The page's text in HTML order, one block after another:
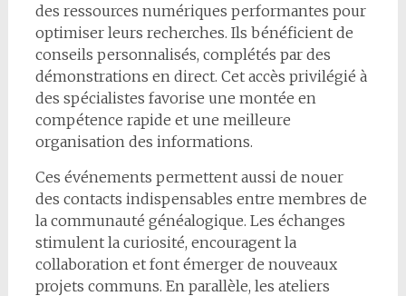
des ressources numériques performantes pour
optimiser leurs recherches. Ils bénéficient de
conseils personnalisés, complétés par des
démonstrations en direct. Cet accès privilégié à
des spécialistes favorise une montée en
compétence rapide et une meilleure
organisation des informations.
Ces événements permettent aussi de nouer
des contacts indispensables entre membres de
la communauté généalogique. Les échanges
stimulent la curiosité, encouragent la
collaboration et font émerger de nouveaux
projets communs. En parallèle, les ateliers